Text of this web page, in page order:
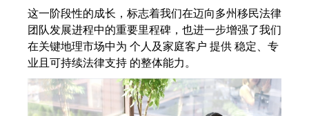
这一阶段性的成长，标志着我们在迈向多州移民法律
团队发展进程中的重要里程碑，也进一步增强了我们
在关键地理市场中为 个人及家庭客户 提供 稳定、专
业且可持续法律支持 的整体能力。